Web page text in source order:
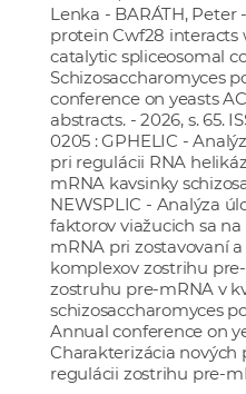
Lenka - BARÁTH, Peter
protein Cwf28 interacts
catalytic spliceosomal
Schizosaccharomyces
conference on yeasts
abstracts. - 2026, s. 65.
0205 : GPHELIC -
pri regulácii RNA
mRNA kavsinky
NEWSPLIC - Analýza
faktorov viažucich sa
mRNA pri zostavovaní
komplexov zostrihu
zostruhu pre-mRNA v
schizosaccharomyces
Annual conference on
Charakterizácia nových
regulácii zostrihu pre-